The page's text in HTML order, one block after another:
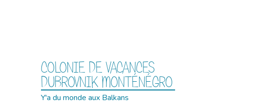
COLONIE DE VACANCES
DUBROVNIK MONTÉNÉGRO
Y'a du monde aux Balkans